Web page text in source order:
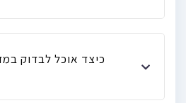
כיצד אוכל לבדוק